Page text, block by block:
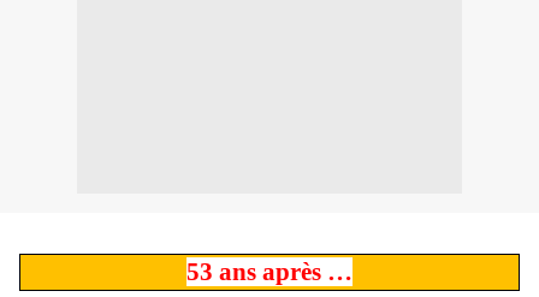
53 ans après …